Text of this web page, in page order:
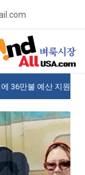
36만불 예산 지원